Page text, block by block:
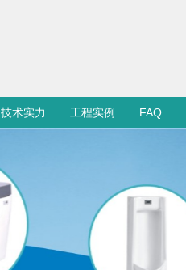
技术实力 工程实例 FAQ